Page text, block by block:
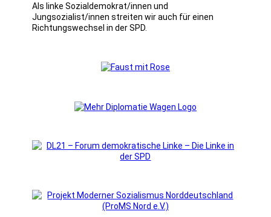
Als linke Sozialdemokrat/innen und
Jungsozialist/innen streiten wir auch für einen
Richtungswechsel in der SPD.